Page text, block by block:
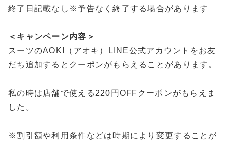
終了日記載なし※予告なく終了する場合があります
＜キャンペーン内容＞
スーツのAOKI（アオキ）LINE公式アカウントをお友
だち追加するとクーポンがもらえることがあります。
私の時は店舗で使える220円OFFクーポンがもらえま
した。
※割引額や利用条件などは時期により変更することが